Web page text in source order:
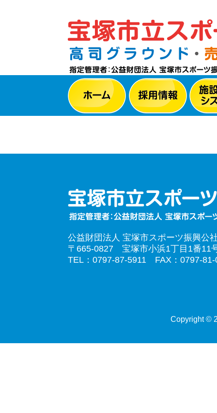
公益財団法人 宝塚市スポーツ振興公
〒665-0827 宝塚市小浜1丁目1番11
TEL：0797-87-5911 FAX：0797-81-
Copyright ©